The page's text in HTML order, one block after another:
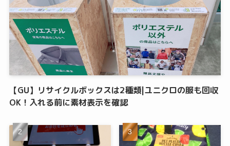
【GU】リサイクルボックスは2種類|ユニクロの服も回収
OK！入れる前に素材表示を確認